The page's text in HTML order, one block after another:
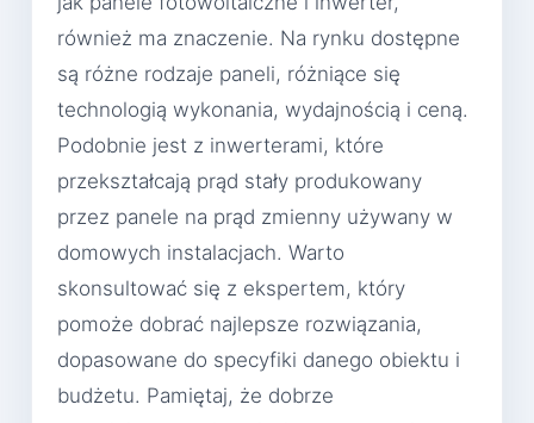
również ma znaczenie. Na rynku dostępne
są różne rodzaje paneli, różniące się
technologią wykonania, wydajnością i ceną.
Podobnie jest z inwerterami, które
przekształcają prąd stały produkowany
przez panele na prąd zmienny używany w
domowych instalacjach. Warto
skonsultować się z ekspertem, który
pomoże dobrać najlepsze rozwiązania,
dopasowane do specyfiki danego obiektu i
budżetu. Pamiętaj, że dobrze